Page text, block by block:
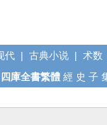
代 | 古典小说 | 术数
四庫全書繁體 經 史 子